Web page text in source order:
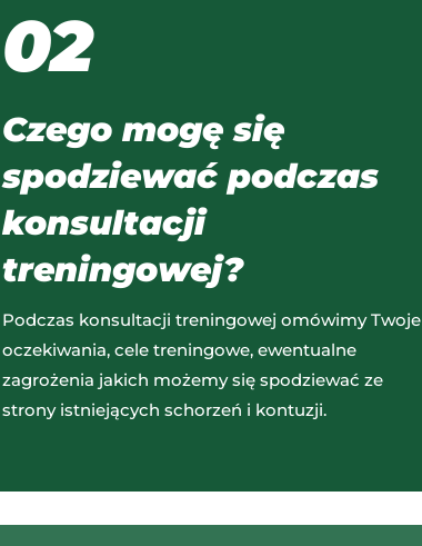
02
Czego mogę się
spodziewać podczas
konsultacji
treningowej?
Podczas konsultacji treningowej omówimy Twoje
oczekiwania, cele treningowe, ewentualne
zagrożenia jakich możemy się spodziewać ze
strony istniejących schorzeń i kontuzji.